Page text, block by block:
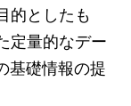
的としたも
定量的なデー
基礎情報の提